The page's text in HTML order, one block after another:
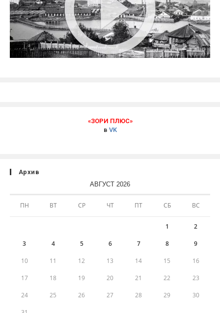
«ЗОРИ ПЛЮС»
в VK
Архив
АВГУСТ 2026
ПН ВТ СР ЧТ ПТ СБ ВС
1 2
3 4 5 6 7 8 9
10 11 12 13 14 15 16
17 18 19 20 21 22 23
24 25 26 27 28 29 30